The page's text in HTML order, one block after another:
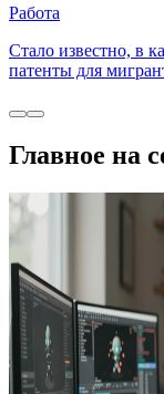
Работа
Стало известно, в
патенты для
Главное на